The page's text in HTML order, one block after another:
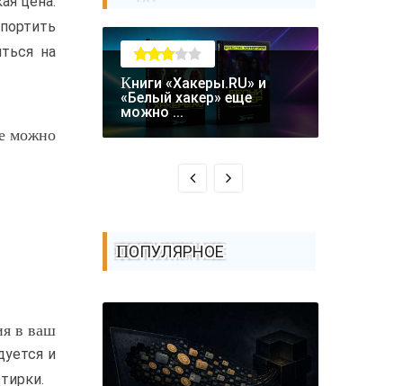
на
можно
в ваш
и
Книги «Хакеры.RU» и
«Белый хакер» еще
можно ...
ПОПУЛЯРНОЕ